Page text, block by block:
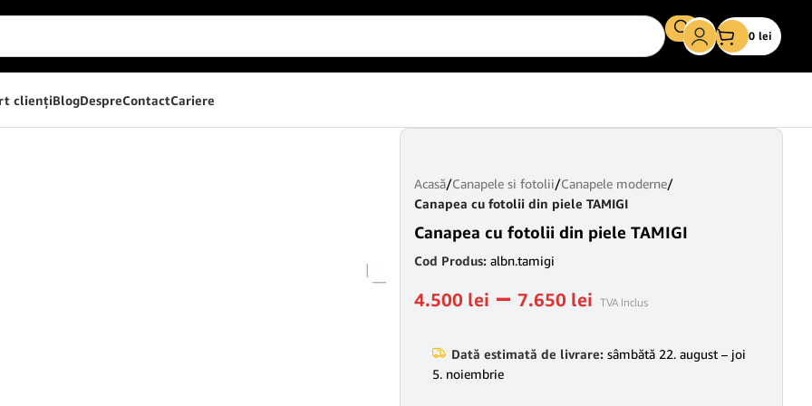
0 lei
clienţiBlogDespreContactCariere
Acasă/Canapele si fotolii/Canapele moderne/
Canapea cu fotolii din piele TAMIGI
Canapea cu fotolii din piele TAMIGI
Cod Produs: albn.tamigi
4.500 lei – 7.650 lei TVA Inclus
Dată estimată de livrare: sâmbătă 22. august – joi
5. noiembrie